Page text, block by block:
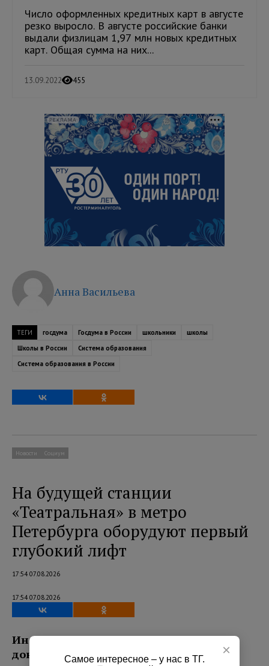
Число оформленных кредитных карт в августе
резко выросло. В августе российские банки
выдали физлицам 1,97 млн новых кредитных
карт. Общая сумма на них...
13.09.2022 455
РЕКЛАМА
Анна Васильева
ТЕГИ госдума Госдума в России школьники
школы
Школы в России
Система образования
Система образования в России
Новости Социум
На будущей станции
«Театральная» в метро
Петербурга оборудуют первый
глубокий лифт
17:54 07.08.2026
17:54 07.08.2026
Информация об этом появилась в
документации по станции
×
Самое интересное – у нас в ТГ.